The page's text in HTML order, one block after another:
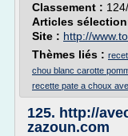
Classement :
Articles
Site : http://
Thèmes liés :
chou blanc carotte
recette pate a choux
125. http://
zazoun.com